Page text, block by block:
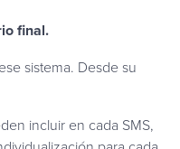
final.
sistema. Desde su
incluir en cada SMS,